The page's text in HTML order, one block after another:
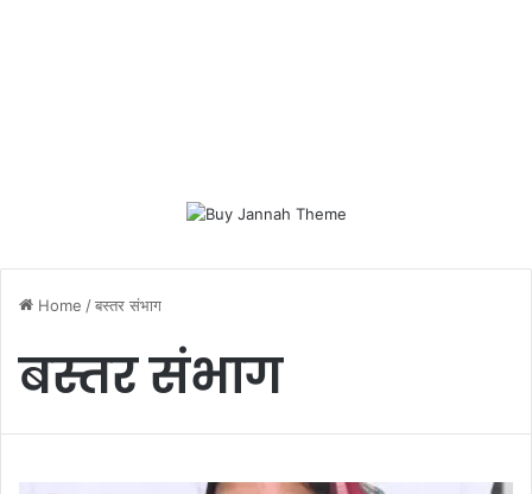
Home /बस्तर संभाग
बस्तर संभाग